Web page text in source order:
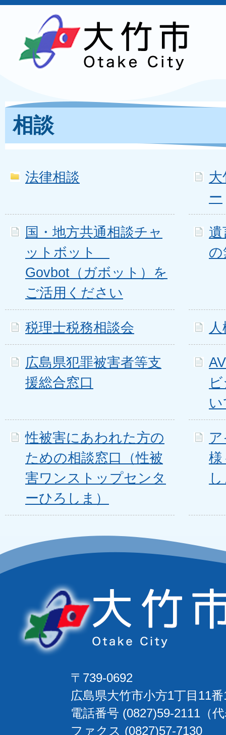
相談
法律相談
ー
国・地方共通相談チャ
ットボット
Govbot（ガボット）を
ご活用ください
遺
の
税理士税務相談会
広島県犯罪被害者等支
援総合窓口
性被害にあわれた方の
ための相談窓口（性被
害ワンストップセンタ
ーひろしま）
様
〒739-0692
広島県大竹市小方1丁目11
電話番号 (0827)59-2111（
ファクス (0827)57-7130